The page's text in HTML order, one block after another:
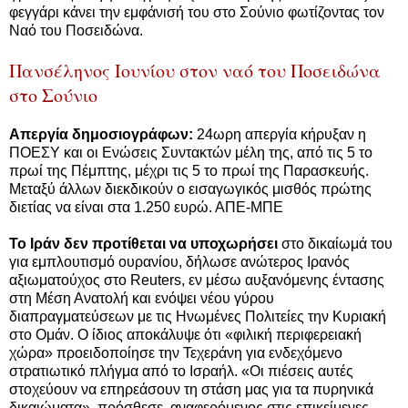
φεγγάρι κάνει την εμφάνισή του στο Σούνιο φωτίζοντας τον
Ναό του Ποσειδώνα.
Πανσέληνος Ιουνίου στον ναό του Ποσειδώνα
στο Σούνιο
Απεργία δημοσιογράφων: 24ωρη απεργία κήρυξαν η
ΠΟΕΣΥ και οι Ενώσεις Συντακτών μέλη της, από τις 5 το
πρωί της Πέμπτης, μέχρι τις 5 το πρωί της Παρασκευής.
Μεταξύ άλλων διεκδικούν ο εισαγωγικός μισθός πρώτης
διετίας να είναι στα 1.250 ευρώ. ΑΠΕ-ΜΠΕ
Το Ιράν δεν προτίθεται να υποχωρήσει στο δικαίωμά του
για εμπλουτισμό ουρανίου, δήλωσε ανώτερος Ιρανός
αξιωματούχος στο Reuters, εν μέσω αυξανόμενης έντασης
στη Μέση Ανατολή και ενόψει νέου γύρου
διαπραγματεύσεων με τις Ηνωμένες Πολιτείες την Κυριακή
στο Ομάν. Ο ίδιος αποκάλυψε ότι «φιλική περιφερειακή
χώρα» προειδοποίησε την Τεχεράνη για ενδεχόμενο
στρατιωτικό πλήγμα από το Ισραήλ. «Οι πιέσεις αυτές
στοχεύουν να επηρεάσουν τη στάση μας για τα πυρηνικά